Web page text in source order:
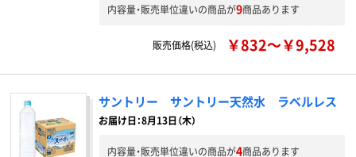
内容量・販売単位違いの商品が9商品あります
販売価格(税込) ￥832～￥9,528
サントリー サントリー天然水 ラベルレス
お届け日：8月13日（木）
内容量・販売単位違いの商品が4商品あります